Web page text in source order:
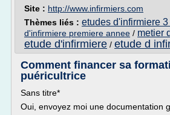
Site : http://www.infirmiers.com
Thèmes liés : etudes d'infirmiere
d'infirmiere premiere annee / metier
etude d'infirmiere / etude d
Comment financer sa
puéricultrice
Sans titre*
Oui, envoyez moi une documentation